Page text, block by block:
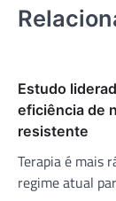
Estudo
eficiência de
resistente
Terapia é mais
regime atual